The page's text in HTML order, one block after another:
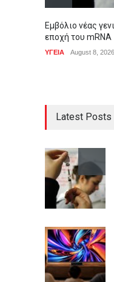
Εμβόλιο νέας
εποχή του mRNA
ΥΓΕΙΑ August 8, 2026
Latest Posts